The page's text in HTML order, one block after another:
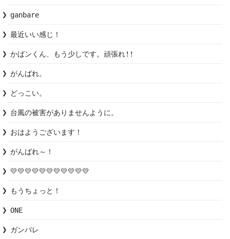
ganbare
最近いい感じ！
かばンくん、もう少しです。頑張れ!!
がんばれ。
どっこい。
台風の被害がありませんように。
おはようございます！
がんばれ～！
💛💛💛💛💛💛💛💛💛💛💛
もうちょっと！
ONE
ガンバレ